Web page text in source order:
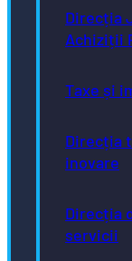
Direcția
Achiziții
Taxe și
Direcția
inovare
Direcția
servicii
ue.ro
poziția oficială
corectitudinii și